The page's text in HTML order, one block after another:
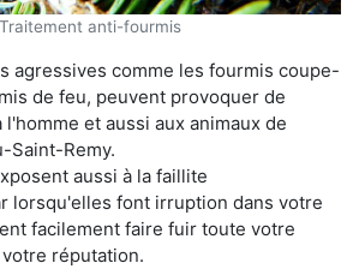
Traitement anti-fourmis
agressives comme les fourmis coupe-
de feu, peuvent provoquer de
et aussi aux animaux de
Saint-Remy.
aussi à la faillite
lorsqu'elles font irruption dans votre
facilement faire fuir toute votre
réputation.